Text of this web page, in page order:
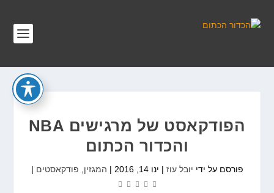
הפודקאסט של מרגישים NBA
והכדור הכתום
פורסם על ידי יובל עוז | ינו 14, 2016 | המגזין פודקאסטים |